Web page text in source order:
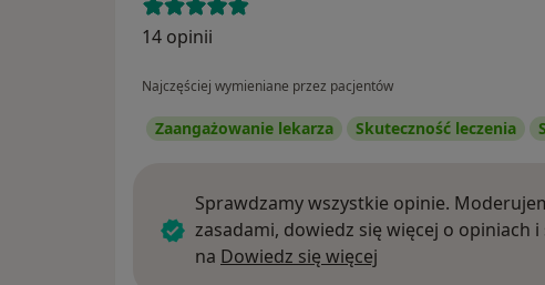
14 opinii
Najczęściej wymieniane przez pacjentów
Zaangażowanie lekarza Skuteczność leczenia
Sprawdzamy wszystkie opinie.
zasadami, dowiedz się więcej o opiniach
na Dowiedz się więcej